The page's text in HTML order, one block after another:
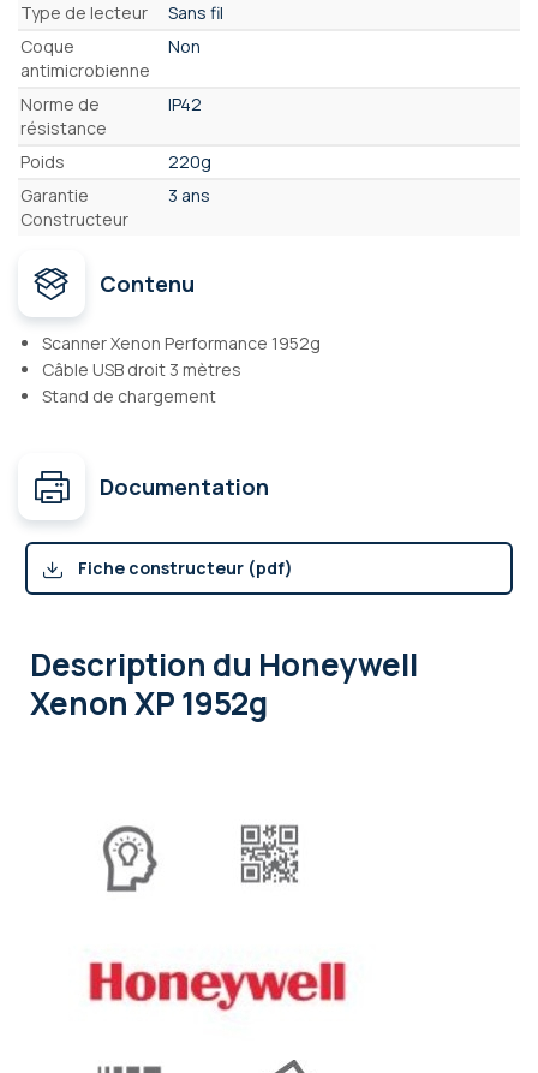
Type de lecteur
Sans fil
Coque
antimicrobienne
Non
Norme de
résistance
IP42
Poids
220g
Garantie
Constructeur
3 ans
Contenu
Scanner Xenon Performance 1952g
Câble USB droit 3 mètres
Stand de chargement
Documentation
Fiche constructeur (pdf)
Description du Honeywell
Xenon XP 1952g